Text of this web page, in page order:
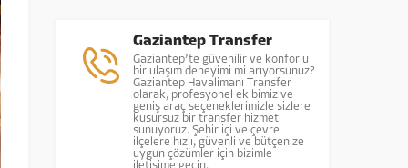
Gaziantep Transfer
Gaziantep’te güvenilir ve konforlu
bir ulaşım deneyimi mi arıyorsunuz?
Gaziantep Havalimanı Transfer
olarak, profesyonel ekibimiz ve
geniş araç seçeneklerimizle sizlere
kusursuz bir transfer hizmeti
sunuyoruz. Şehir içi ve çevre
ilçelere hızlı, güvenli ve bütçenize
uygun çözümler için bizimle